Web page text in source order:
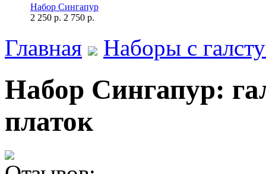
Набор Сингапур
2 250 р. 2 750 р.
Главная Наборы с
Набор Сингапур:
платок